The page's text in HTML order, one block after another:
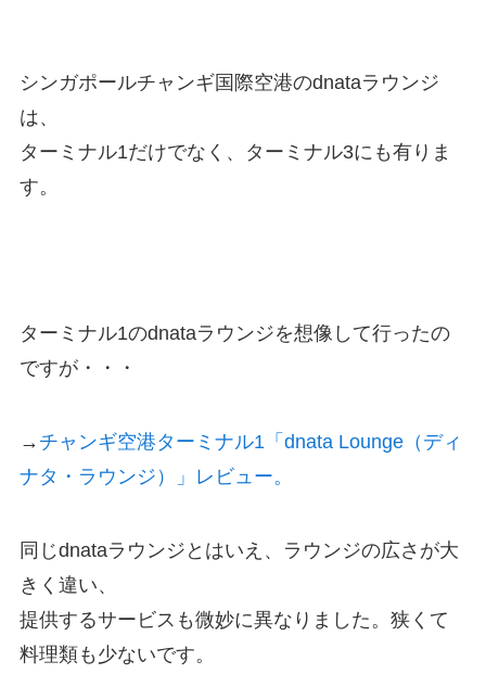
シンガポールチャンギ国際空港のdnataラウンジ
は、
ターミナル1だけでなく、ターミナル3にも有りま
す。
ターミナル1のdnataラウンジを想像して行ったの
ですが・・・
→ チャンギ空港ターミナル1「dnata Lounge（ディ
ナタ・ラウンジ）」レビュー。
同じdnataラウンジとはいえ、ラウンジの広さが大
きく違い、
提供するサービスも微妙に異なりました。狭くて
料理類も少ないです。